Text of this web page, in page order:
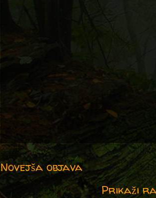
Novejša objava
Prikaži